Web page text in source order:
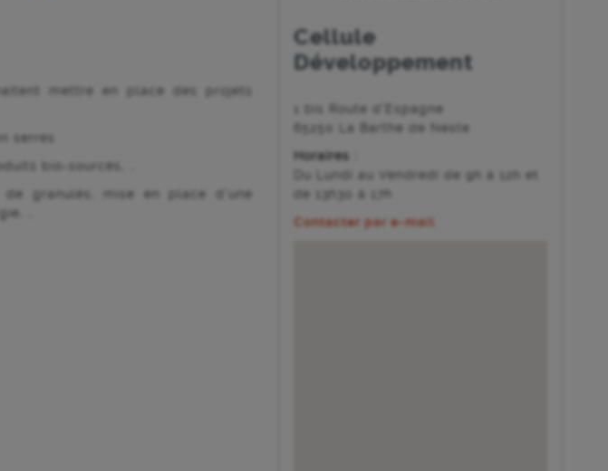
mettre en place des projets
serres
bio-sourcés, …
granulés, mise en place d’une
…
Cellule
Développement
1 bis Route d'Espagne
65250 La Barthe de Neste
Horaires :
Du Lundi au Vendredi de 9h à 12h et
de 13h30 à 17h
Contacter par e-mail